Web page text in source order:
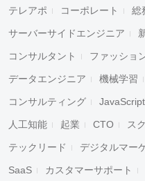
テレアポ コーポレート 総
サーバーサイドエンジニア
コンサルタント ファッショ
データエンジニア 機械学習
コンサルティング JavaScript
人工知能 起業 CTO ス
テックリード デジタルマー
SaaS カスタマーサポート